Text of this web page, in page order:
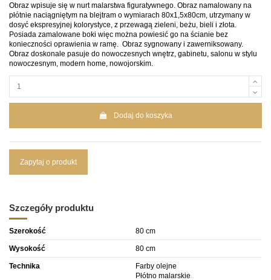
Obraz wpisuje się w nurt malarstwa figuratywnego. Obraz namalowany na
płótnie naciągniętym na blejtram o wymiarach 80x1,5x80cm, utrzymany w
dosyć ekspresyjnej kolorystyce, z przewagą zieleni, beżu, bieli i złota.
Posiada zamalowane boki więc można powiesić go na ścianie bez
konieczności oprawienia w ramę. Obraz sygnowany i zawerniksowany.
Obraz doskonale pasuje do nowoczesnych wnętrz, gabinetu, salonu w stylu
nowoczesnym, modern home, nowojorskim.
Dodaj do koszyka
Zapytaj o produkt
Szczegóły produktu
Szerokość 80 cm
Wysokość 80 cm
Technika
Farby olejne
Płótno malarskie